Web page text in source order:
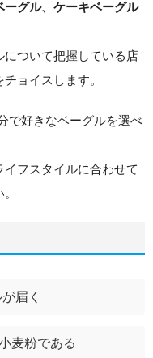
ーグル、ケーキベーグル
について把握している店
ョイスします。
で好きなベーグルを選べ
フスタイルに合わせて
届く
麦粉である